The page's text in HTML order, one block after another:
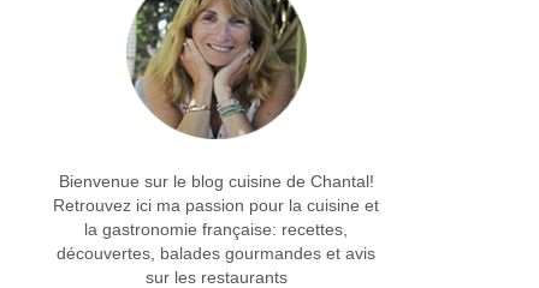
Bienvenue sur le blog cuisine de Chantal!
Retrouvez ici ma passion pour la cuisine et
la gastronomie française: recettes,
découvertes, balades gourmandes et avis
sur les restaurants